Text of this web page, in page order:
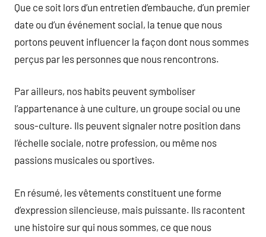
Que ce soit lors d’un entretien d’embauche, d’un premier
date ou d’un événement social, la tenue que nous
portons peuvent influencer la façon dont nous sommes
perçus par les personnes que nous rencontrons.
Par ailleurs, nos habits peuvent symboliser
l’appartenance à une culture, un groupe social ou une
sous-culture. Ils peuvent signaler notre position dans
l’échelle sociale, notre profession, ou même nos
passions musicales ou sportives.
En résumé, les vêtements constituent une forme
d’expression silencieuse, mais puissante. Ils racontent
une histoire sur qui nous sommes, ce que nous